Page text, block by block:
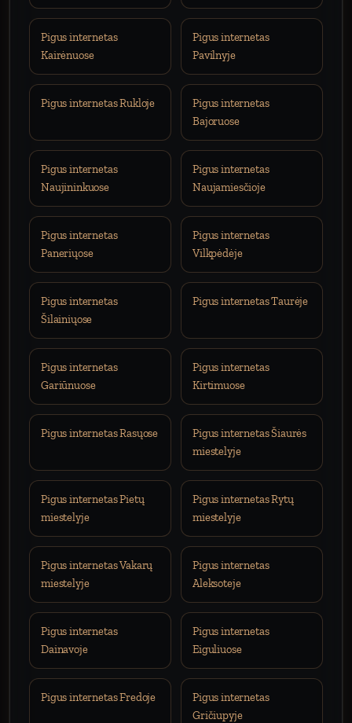
Pigus internetas
Kairėnuose
Pigus internetas
Pavilnyje
Pigus internetas Rukloje
Pigus internetas
Bajoruose
Pigus internetas
Naujininkuose
Pigus internetas
Naujamiesčioje
Pigus internetas
Paneriųose
Pigus internetas
Vilkpėdėje
Pigus internetas
Šilainiųose
Pigus internetas Taurėje
Pigus internetas
Gariūnuose
Pigus internetas
Kirtimuose
Pigus internetas Rasųose
Pigus internetas Šiaurės
miestelyje
Pigus internetas Pietų
miestelyje
Pigus internetas Rytų
miestelyje
Pigus internetas Vakarų
miestelyje
Pigus internetas
Aleksoteje
Pigus internetas
Dainavoje
Pigus internetas
Eiguliuose
Pigus internetas Fredoje
Pigus internetas
Gričiupyje